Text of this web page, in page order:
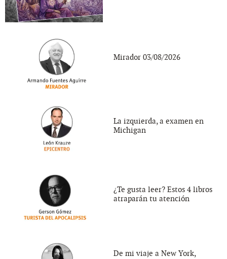
Mirador 03/08/2026
La izquierda, a examen en
Michigan
¿Te gusta leer? Estos 4 libros
atraparán tu atención
De mi viaje a New York,